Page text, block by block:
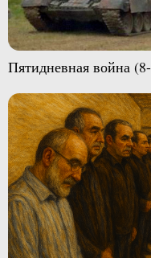
Пятидневная война